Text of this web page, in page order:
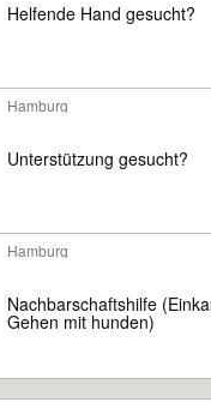
Helfende Hand gesucht?
Hamburg
Unterstützung gesucht?
Hamburg
Nachbarschaftshilfe
Gehen mit hunden)